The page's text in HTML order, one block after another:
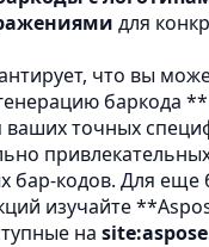
для
что вы
баркода **
ваших точных
бар-кодов. Для еще
изучайте
на